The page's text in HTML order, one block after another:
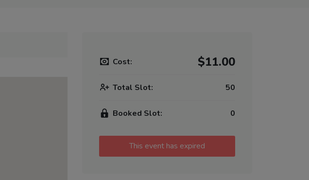
Cost: $11.00
Total Slot: 50
Booked Slot: 0
This event has expired